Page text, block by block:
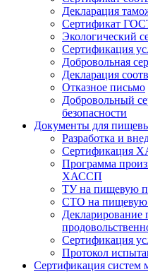
Декларация
Сертификат
Экологический
Сертификация
Добровольная
Декларация
Отказное письмо
Добровольный
безопасности
Документы для
Разработка и
Сертификация
Программа
ХАССП
ТУ на пищевую
СТО на
Сертификация
Протокол
Сертификация